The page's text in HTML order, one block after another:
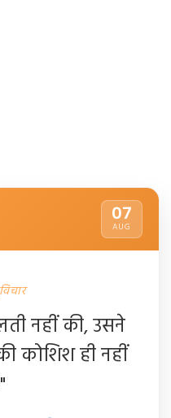
07
AUG
नहीं की, उसने
कोशिश ही नहीं